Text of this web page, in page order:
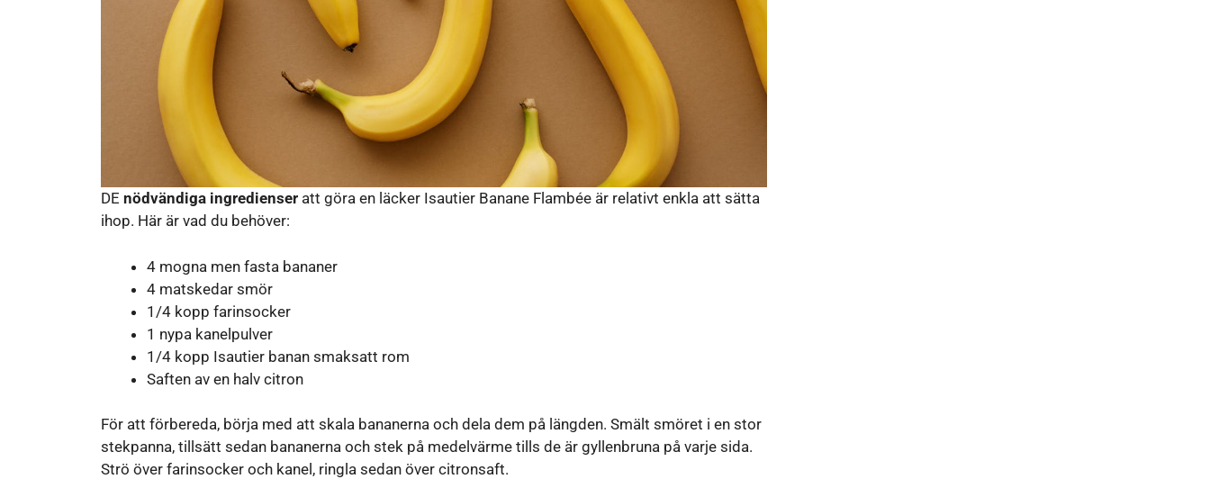
DE nödvändiga ingredienser att göra en läcker Isautier Banane Flambée är relativt enkla att sätta
ihop. Här är vad du behöver:
4 mogna men fasta bananer
4 matskedar smör
1/4 kopp farinsocker
1 nypa kanelpulver
1/4 kopp Isautier banan smaksatt rom
Saften av en halv citron
För att förbereda, börja med att skala bananerna och dela dem på längden. Smält smöret i en stor
stekpanna, tillsätt sedan bananerna och stek på medelvärme tills de är gyllenbruna på varje sida.
Strö över farinsocker och kanel, ringla sedan över citronsaft.